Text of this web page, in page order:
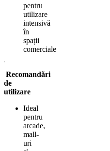
pentru
utilizare
intensivă
în
spații
comerciale
Recomandări
de
utilizare
Ideal
pentru
arcade,
mall-
uri